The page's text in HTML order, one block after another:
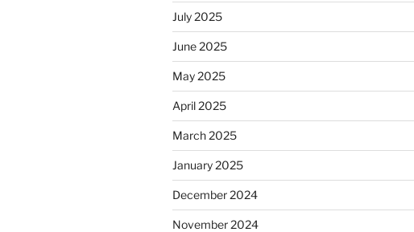
July 2025
June 2025
May 2025
April 2025
March 2025
January 2025
December 2024
November 2024